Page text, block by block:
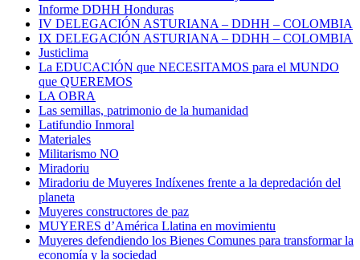
Informe DDHH Honduras
IV DELEGACIÓN ASTURIANA – DDHH – COLOMBIA
IX DELEGACIÓN ASTURIANA – DDHH – COLOMBIA
Justiclima
La EDUCACIÓN que NECESITAMOS para el MUNDO
que QUEREMOS
LA OBRA
Las semillas, patrimonio de la humanidad
Latifundio Inmoral
Materiales
Militarismo NO
Miradoriu
Miradoriu de Muyeres Indíxenes frente a la depredación del
planeta
Muyeres constructores de paz
MUYERES d’América Llatina en movimientu
Muyeres defendiendo los Bienes Comunes para transformar la
economía y la sociedad